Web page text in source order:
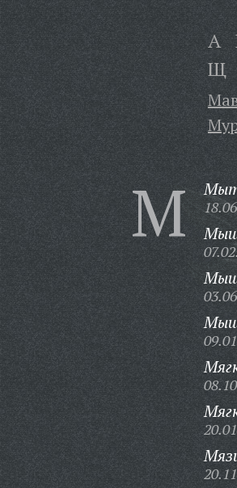
А
Щ
М